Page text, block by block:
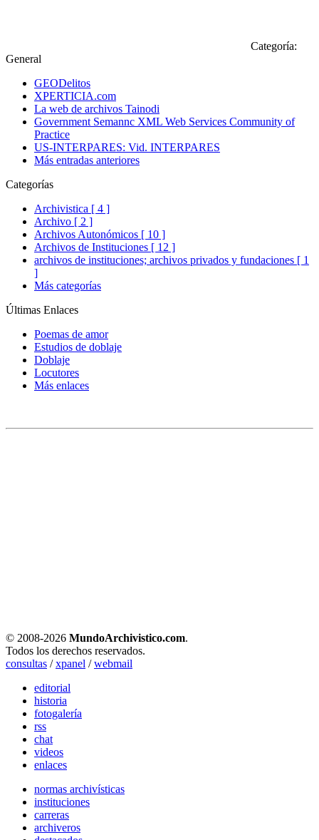
Categoría:
General
GEODelitos
XPERTICIA.com
La web de archivos Tainodi
Government Semannc XML Web Services Community of
Practice
US-INTERPARES: Vid. INTERPARES
Más entradas anteriores
Categorías
Archivistica [ 4 ]
Archivo [ 2 ]
Archivos Autonómicos [ 10 ]
Archivos de Instituciones [ 12 ]
archivos de instituciones; archivos privados y fundaciones [ 1
]
Más categorías
Últimas Enlaces
Poemas de amor
Estudios de doblaje
Doblaje
Locutores
Más enlaces
© 2008-2026 MundoArchivistico.com.
Todos los derechos reservados.
consultas /xpanel /webmail
editorial
historia
fotogalería
rss
chat
videos
enlaces
normas archivísticas
instituciones
carreras
archiveros